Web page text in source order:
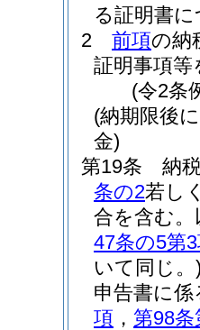
る証明書
2
前項の納
証明事項
(令2条
(納期限後
金)
第19条
納
条の2若し
合を含む
47条の5第
いて同じ。
申告書に
項 ， 第98条